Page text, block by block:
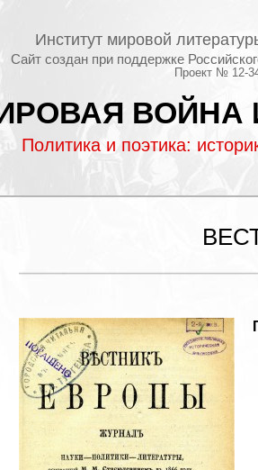
Институт мировой
Сайт создан при поддержке
Проект № 12-
ВОЙНА
Политика и поэтика: